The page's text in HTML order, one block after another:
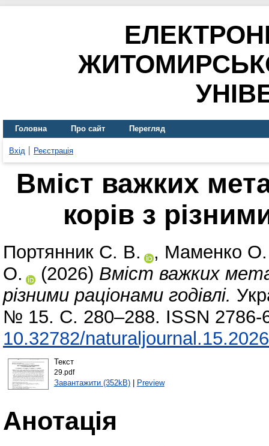
Головна Про сайт Перегляд
Вхід Реєстрація
Вміст важких
корів з
Портянник С. В. , Маменко
О.
(2026) Вміст важких
різними раціонами годівлі.
№ 15. С. 280–288. ISSN 2786-
10.32782/
Текст
29.pdf
Завантажити (352kB)| Preview
Анотація